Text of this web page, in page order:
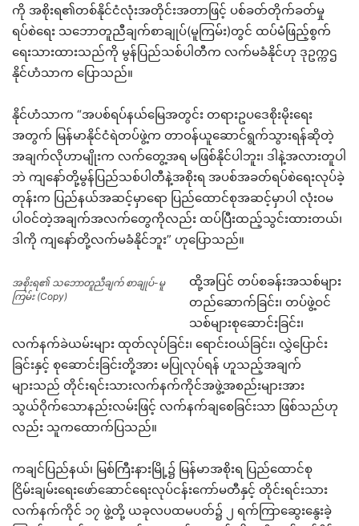
ကို အစိုးရ၏တစ်နိုင်ငံလုံးအတိုင်းအတာဖြင့် ပစ်ခတ်တိုက်ခတ်မှု
ရပ်စဲရေး သဘောတူညီချက်စာချုပ်(မူကြမ်း)တွင် ထပ်မံဖြည့်စွက်
ရေးသားထားသည်ကို မွန်ပြည်သစ်ပါတီက လက်မခံနိုင်ဟု ဒုဥက္ကဌ
နိုင်ဟံသာက ပြောသည်။
နိုင်ဟံသာက “အပစ်ရပ်နယ်မြေအတွင်း တရားဥပဒေစိုးမိုးရေး
အတွက် မြန်မာနိုင်ငံရဲတပ်ဖွဲ့က တာဝန်ယူဆောင်ရွက်သွားရန်ဆိုတဲ့
အချက်လိုဟာမျိုးက လက်တွေ့အရ မဖြစ်နိုင်ပါဘူး၊ ဒါနဲ့အလားတူပါ
ဘဲ ကျနော်တို့မွန်ပြည်သစ်ပါတီနဲ့အစိုးရ အပစ်အခတ်ရပ်စဲရေးလုပ်ခဲ့
တုန်းက ပြည်နယ်အဆင့်မှာရော ပြည်ထောင်စုအဆင့်မှာပါ လုံးဝမ
ပါဝင်တဲ့အချက်အလက်တွေကိုလည်း ထပ်ပြီးထည့်သွင်းထားတယ်၊
ဒါကို ကျနော်တို့လက်မခံနိုင်ဘူး” ဟုပြောသည်။
အစိုးရ၏ သဘောတူညီချက် စာချုပ်-မူ
ကြမ်း (Copy)
ထို့အပြင် တပ်စခန်းအသစ်များ
တည်ဆောက်ခြင်း၊ တပ်ဖွဲ့ဝင်
သစ်များစုဆောင်းခြင်း၊
လက်နက်ခဲယမ်းများ ထုတ်လုပ်ခြင်း၊ ရောင်းဝယ်ခြင်း၊ လွှဲပြောင်း
ခြင်းနှင့် စုဆောင်းခြင်းတို့အား မပြုလုပ်ရန် ဟူသည့်အချက်
များသည် တိုင်းရင်းသားလက်နက်ကိုင်အဖွဲ့အစည်းများအား
သွယ်ဝိုက်သောနည်းလမ်းဖြင့် လက်နက်ချစေခြင်းသာ ဖြစ်သည်ဟု
လည်း သူကထောက်ပြသည်။
ကချင်ပြည်နယ်၊ မြစ်ကြီးနားမြို့၌ မြန်မာအစိုးရ ပြည်ထောင်စု
ငြိမ်းချမ်းရေးဖော်ဆောင်ရေးလုပ်ငန်းကော်မတီနှင့် တိုင်းရင်းသား
လက်နက်ကိုင် ၁၇ ဖွဲ့တို့ ယခုလပထမပတ်၌ ၂ ရက်ကြာဆွေးနွေးခဲ့